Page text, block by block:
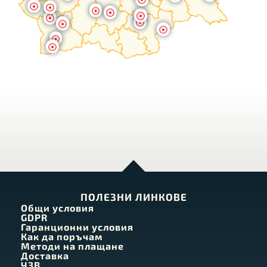
ПОЛЕЗНИ ЛИНКОВЕ
Общи условия
GDPR
Гаранционни условия
Как да поръчам
Методи на плащане
Доставка